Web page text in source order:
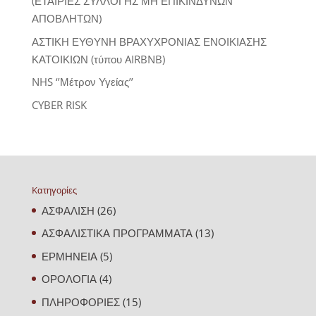
ΑΠΟΒΛΗΤΩΝ)
ΑΣΤΙΚΗ ΕΥΘΥΝΗ ΒΡΑΧΥΧΡΟΝΙΑΣ ΕΝΟΙΚΙΑΣΗΣ
ΚΑΤΟΙΚΙΩΝ (τύπου AIRBNB)
NHS ‘’Μέτρον Υγείας’’
CYBER RISK
Kατηγορίες
ΑΣΦΑΛΙΣΗ (26)
ΑΣΦΑΛΙΣΤΙΚΑ ΠΡΟΓΡΑΜΜΑΤΑ(13)
ΕΡΜΗΝΕΙΑ(5)
ΟΡΟΛΟΓΙΑ(4)
ΠΛΗΡΟΦΟΡΙΕΣ(15)